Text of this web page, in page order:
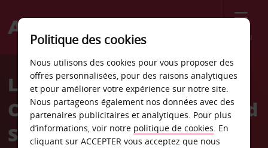
Menu
Welcome
AvisLocation de voiture North
Charleston Caroline du Sud
Sears
Politique des cookies
Nous utilisons des cookies pour vous proposer des
offres personnalisées, pour des raisons analytiques
et pour améliorer votre expérience sur notre site.
Nous partageons également nos données avec des
partenaires publicitaires et analytiques. Pour plus
d’informations, voir notre politique de cookies. En
cliquant sur ACCEPTER vous acceptez que nous